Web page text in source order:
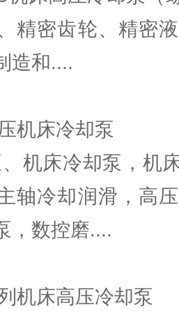
精密齿轮、精密
造和....
床冷却泵
床冷却泵，机床
轴冷却润滑，高
，数控磨....
床高压冷却泵